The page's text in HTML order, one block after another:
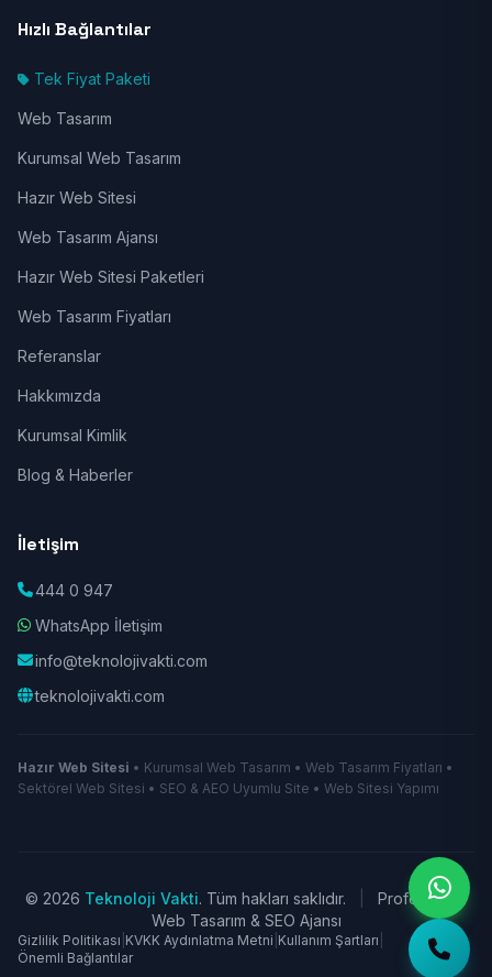
Hızlı Bağlantılar
Tek Fiyat Paketi
Web Tasarım
Kurumsal Web Tasarım
Hazır Web Sitesi
Web Tasarım Ajansı
Hazır Web Sitesi Paketleri
Web Tasarım Fiyatları
Referanslar
Hakkımızda
Kurumsal Kimlik
Blog & Haberler
İletişim
444 0 947
WhatsApp İletişim
info@teknolojivakti.com
teknolojivakti.com
Hazır Web Sitesi • Kurumsal Web Tasarım • Web Tasarım Fiyatları •
Sektörel Web Sitesi • SEO & AEO Uyumlu Site • Web Sitesi Yapımı
© 2026 Teknoloji Vakti. Tüm hakları saklıdır.
Profesyonel
Web Tasarım & SEO Ajansı
Gizlilik Politikası KVKK Aydınlatma Metni Kullanım Şartları
Önemli Bağlantılar